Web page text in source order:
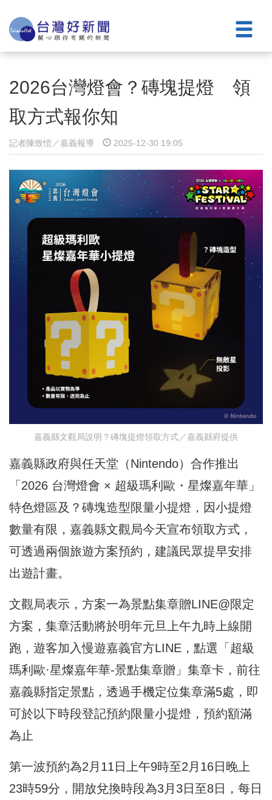
2026台灣燈會？磚塊提燈 領
取方式報你知
記者陳致愷／嘉義報導 2025-12-30 19:05
嘉義縣文觀局說明？磚塊提燈領取方式／嘉義縣府提供
嘉義縣政府與任天堂（Nintendo）合作推出
「2026 台灣燈會 × 超級瑪利歐・星燦嘉年華」
特色燈區及？磚塊造型限量小提燈，因小提燈
數量有限，嘉義縣文觀局今天宣布領取方式，
可透過兩個旅遊方案預約，建議民眾提早安排
出遊計畫。
文觀局表示，方案一為景點集章贈LINE@限定
方案，集章活動將於明年元旦上午九時上線開
跑，遊客加入慢遊嘉義官方LINE，點選「超級
瑪利歐·星燦嘉年華-景點集章贈」集章卡，前往
嘉義縣指定景點，透過手機定位集章滿5處，即
可於以下時段登記預約限量小提燈，預約額滿
為止
第一波預約為2月11日上午9時至2月16日晚上
23時59分，開放兌換時段為3月3日至8日，每日